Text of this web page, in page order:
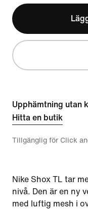
Upphämtning utan
Hitta en butik
Tillgänglig för Click
Nike Shox TL tar
nivå. Den är en ny
med luftig mesh i